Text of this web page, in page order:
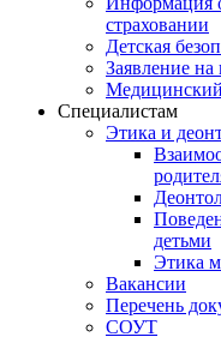
страховании
Детская
Заявление
Специалистам
Этика и
детьми
Этика
Вакансии
Перечень
СОУТ